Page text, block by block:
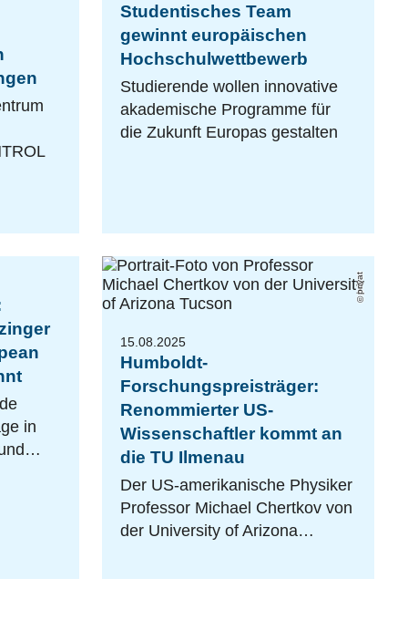
Studentisches Team
gewinnt europäischen
Hochschulwettbewerb
Studierende wollen innovative
akademische Programme für
die Zukunft Europas gestalten
E
u
r
o
pe
a
n
O
p
ti
cal
S
o
ci
e
t y
in
privat
15.08.2025
Humboldt-
Forschungspreisträger:
Renommierter US-
Wissenschaftler kommt an
die TU Ilmenau
Der US-amerikanische Physiker
Professor Michael Chertkov von
der University of Arizona…